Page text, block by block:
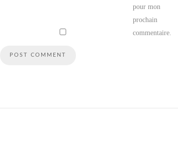
pour mon
prochain
commentaire.